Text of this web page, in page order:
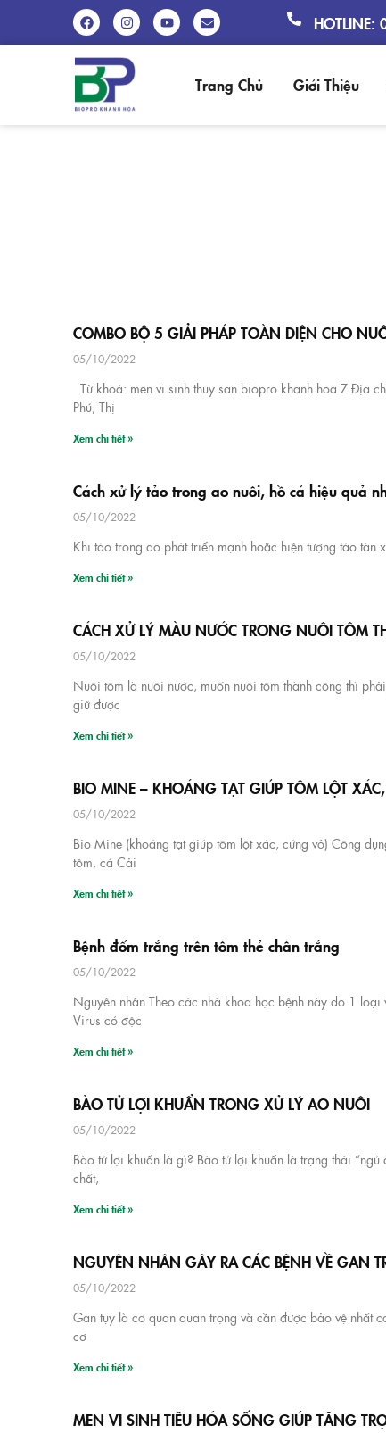
Trang Chủ Giới Thiệu
COMBO BỘ 5 GIẢI PHÁP TOÀN DIỆN CHO
05/10/2022
Từ khoá: men vi sinh thuy san biopro khanh hoa Z Địa
Phú, Thị
Xem chi tiết »
Cách xử lý tảo trong ao nuôi, hồ cá hiệu quả
05/10/2022
Khi tảo trong ao phát triển mạnh hoặc hiện tượng tảo
Xem chi tiết »
CÁCH XỬ LÝ MÀU NƯỚC TRONG NUÔI TÔM
05/10/2022
Nuôi tôm là nuôi nước, muốn nuôi tôm thành công thì
giữ được
Xem chi tiết »
BIO MINE – KHOÁNG TẠT GIÚP TÔM LỘT
05/10/2022
Bio Mine (khoáng tạt giúp tôm lột xác, cứng vỏ) Công
tôm, cá Cải
Xem chi tiết »
Bệnh đốm trắng trên tôm thẻ chân trắng
05/10/2022
Nguyên nhân Theo các nhà khoa học bệnh này do 1
Virus có độc
Xem chi tiết »
BÀO TỬ LỢI KHUẨN TRONG XỬ LÝ AO NUÔI
05/10/2022
Bào tử lợi khuẩn là gì? Bào tử lợi khuẩn là trạng thái
chất,
Xem chi tiết »
NGUYÊN NHÂN GÂY RA CÁC BỆNH VỀ GAN
05/10/2022
Gan tụy là cơ quan quan trọng và cần được bảo vệ nhất
cơ
Xem chi tiết »
MEN VI SINH TIÊU HÓA SỐNG GIÚP TĂNG